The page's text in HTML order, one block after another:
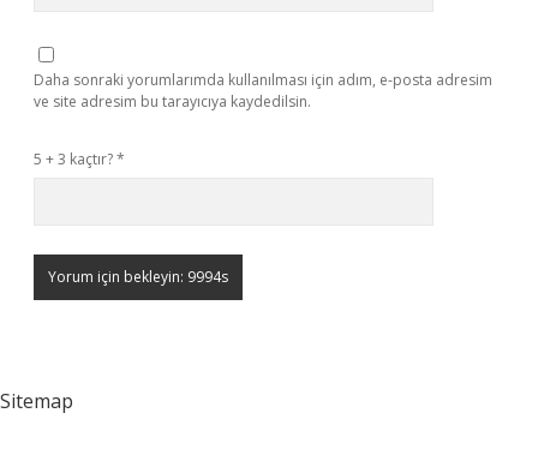
Daha sonraki yorumlarımda kullanılması için adım, e-posta adresim
ve site adresim bu tarayıcıya kaydedilsin.
5 + 3 kaçtır?*
Sitemap